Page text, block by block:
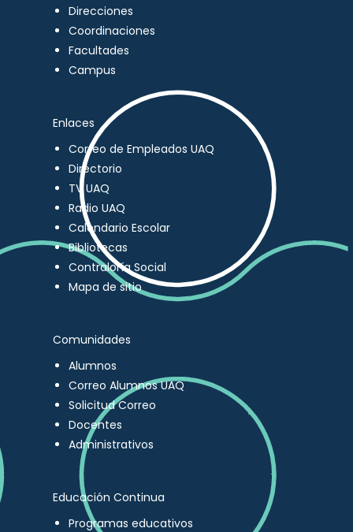
Direcciones
Coordinaciones
Facultades
Campus
Enlaces
Correo de Empleados UAQ
Directorio
TV UAQ
Radio UAQ
Calendario Escolar
Bibliotecas
Contraloría Social
Mapa de sitio
Comunidades
Alumnos
Correo Alumnos UAQ
Solicitud Correo
Docentes
Administrativos
Educación Continua
Programas educativos